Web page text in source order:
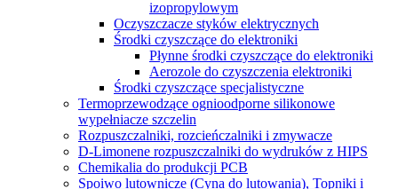
izopropylowym
Oczyszczacze styków elektrycznych
Środki czyszczące do elektroniki
Płynne środki czyszczące do elektroniki
Aerozole do czyszczenia elektroniki
Środki czyszczące specjalistyczne
Termoprzewodzące ognioodporne silikonowe
wypełniacze szczelin
Rozpuszczalniki, rozcieńczalniki i zmywacze
D-Limonene rozpuszczalniki do wydruków z HIPS
Chemikalia do produkcji PCB
Spoiwo lutownicze (Cyna do lutowania), Topniki i